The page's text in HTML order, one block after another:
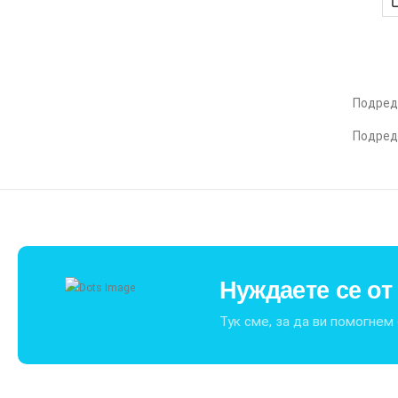
Нуждаете се
Тук сме, за да ви помогнем